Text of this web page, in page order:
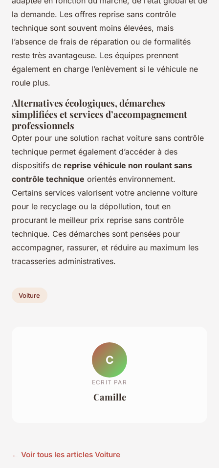
la demande. Les offres reprise sans contrôle
technique sont souvent moins élevées, mais
l’absence de frais de réparation ou de formalités
reste très avantageuse. Les équipes prennent
également en charge l’enlèvement si le véhicule ne
roule plus.
Alternatives écologiques, démarches
simplifiées et services d’accompagnement
professionnels
Opter pour une solution rachat voiture sans contrôle
technique permet également d’accéder à des
dispositifs de reprise véhicule non roulant sans
contrôle technique orientés environnement.
Certains services valorisent votre ancienne voiture
pour le recyclage ou la dépollution, tout en
procurant le meilleur prix reprise sans contrôle
technique. Ces démarches sont pensées pour
accompagner, rassurer, et réduire au maximum les
tracasseries administratives.
Voiture
C
ECRIT PAR
Camille
← Voir tous les articles Voiture